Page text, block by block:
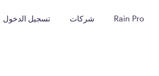
Rain Pro شركات تسجيل الدخول